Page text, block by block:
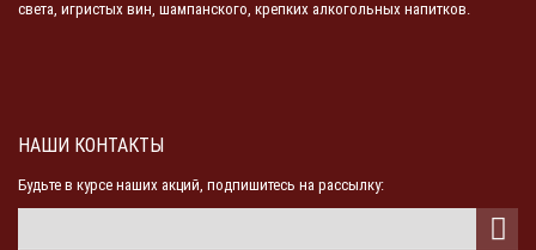
света, игристых вин, шампанского, крепких алкогольных напитков.
НАШИ КОНТАКТЫ
Будьте в курсе наших акций, подпишитесь на рассылку: